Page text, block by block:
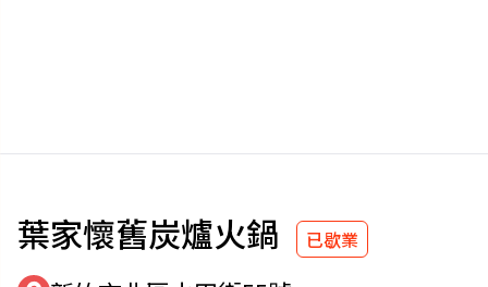
葉家懷舊炭爐火鍋 已歇業